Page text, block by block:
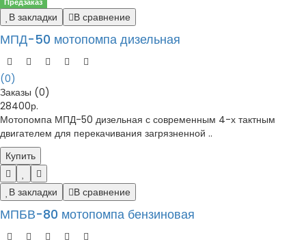
Предзаказ
В закладки В сравнение
МПД-50 мотопомпа дизельная
(0)
Заказы (0)
28400р.
Мотопомпа МПД-50 дизельная с современным 4-х тактным
двигателем для перекачивания загрязненной ..
Купить
В закладки В сравнение
МПБВ-80 мотопомпа бензиновая